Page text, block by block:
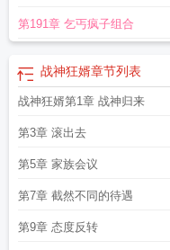
第191章 乞丐疯子组合
战神狂婿章节列表
战神狂婿第1章 战神归来
第3章 滚出去
第5章 家族会议
第7章 截然不同的待遇
第9章 态度反转